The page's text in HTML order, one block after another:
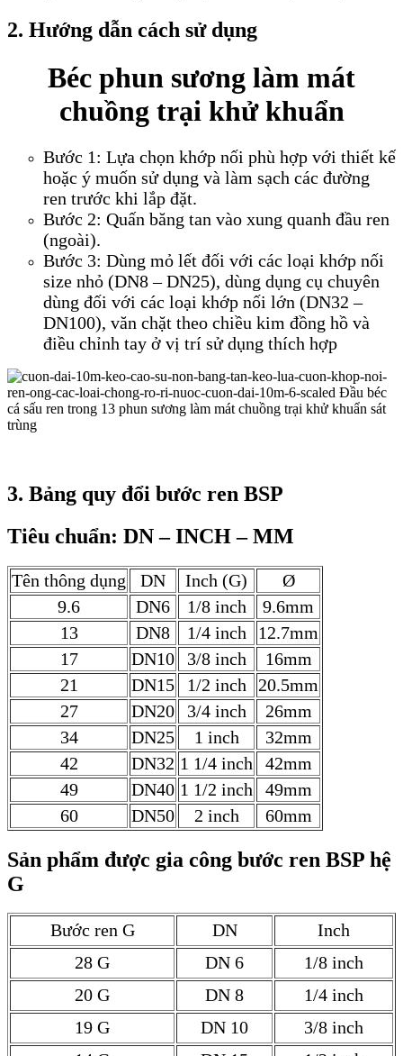
2. Hướng dẫn cách sử dụng
Béc phun sương làm mát
chuồng trại khử khuẩn
Bước 1: Lựa chọn khớp nối phù hợp với thiết kế
hoặc ý muốn sử dụng và làm sạch các đường
ren trước khi lắp đặt.
Bước 2: Quấn băng tan vào xung quanh đầu ren
(ngoài).
Bước 3: Dùng mỏ lết đối với các loại khớp nối
size nhỏ (DN8 – DN25), dùng dụng cụ chuyên
dùng đối với các loại khớp nối lớn (DN32 –
DN100), văn chặt theo chiều kim đồng hồ và
điều chỉnh tay ở vị trí sử dụng thích hợp
3. Bảng quy đổi bước ren BSP
Tiêu chuẩn: DN – INCH – MM
Tên thông dụng DN Inch (G)
Ø
9.6
DN6 1/8 inch
9.6mm
13
DN8 1/4 inch
12.7mm
17
DN10 3/8 inch
16mm
21
DN15 1/2 inch
20.5mm
27
DN20 3/4 inch
26mm
34
DN25 1 inch
32mm
42
DN32 1 1/4 inch
42mm
49
DN40 1 1/2 inch
49mm
60
DN50 2 inch 60mm
Sản phẩm được gia công bước ren BSP hệ
G
Bước ren G DN
Inch
28 G
DN 6
1/8 inch
20 G
DN 8
1/4 inch
19 G
DN 10
3/8 inch